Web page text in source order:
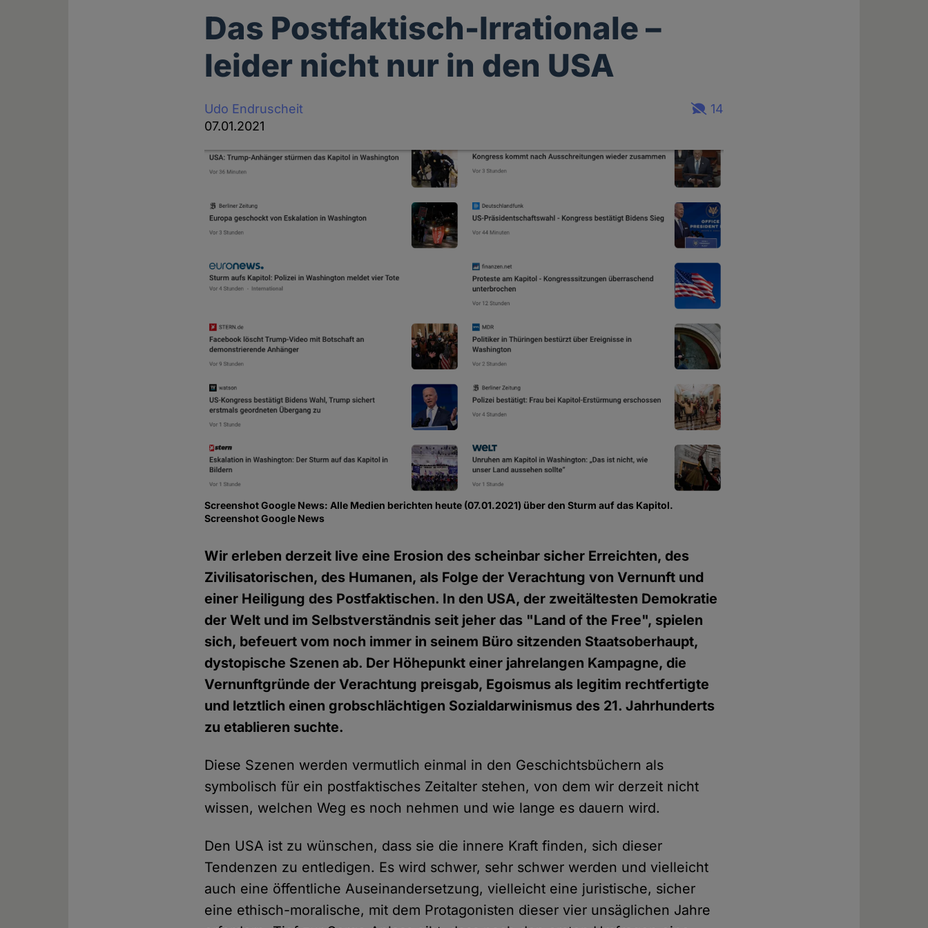
Das Postfaktisch-Irrationale –
leider nicht nur in den USA
Udo Endruscheit
07.01.2021
14
Screenshot Google News: Alle Medien berichten heute (07.01.2021) über den Sturm auf das Kapitol.
Screenshot Google News
Wir erleben derzeit live eine Erosion des scheinbar sicher Erreichten, des
Zivilisatorischen, des Humanen, als Folge der Verachtung von Vernunft und
einer Heiligung des Postfaktischen. In den USA, der zweitältesten Demokratie
der Welt und im Selbstverständnis seit jeher das "Land of the Free", spielen
sich, befeuert vom noch immer in seinem Büro sitzenden Staatsoberhaupt,
dystopische Szenen ab. Der Höhepunkt einer jahrelangen Kampagne, die
Vernunftgründe der Verachtung preisgab, Egoismus als legitim rechtfertigte
und letztlich einen grobschlächtigen Sozialdarwinismus des 21. Jahrhunderts
zu etablieren suchte.
Diese Szenen werden vermutlich einmal in den Geschichtsbüchern als
symbolisch für ein postfaktisches Zeitalter stehen, von dem wir derzeit nicht
wissen, welchen Weg es noch nehmen und wie lange es dauern wird.
Den USA ist zu wünschen, dass sie die innere Kraft finden, sich dieser
Tendenzen zu entledigen. Es wird schwer, sehr schwer werden und vielleicht
auch eine öffentliche Auseinandersetzung, vielleicht eine juristische, sicher
eine ethisch-moralische, mit dem Protagonisten dieser vier unsäglichen Jahre